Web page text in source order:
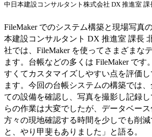
中日本建設コンサルタント株式会社 DX 推進室 課
FileMaker でのシステム構築と現場写真
本建設コンサルタント DX 推進室 課長
社では、FileMaker を使ってさまざまな
ます。台帳などの多くは FileMaker です
すくてカスタマイズしやすい点を評価
ます。今回の台帳システムの構築では
ての設備を確認し、写真を撮影し記録
らの作業は大変でしたが、データベー
方々の現地確認する時間を少しでも削
と、やり甲斐もありました」と語る。